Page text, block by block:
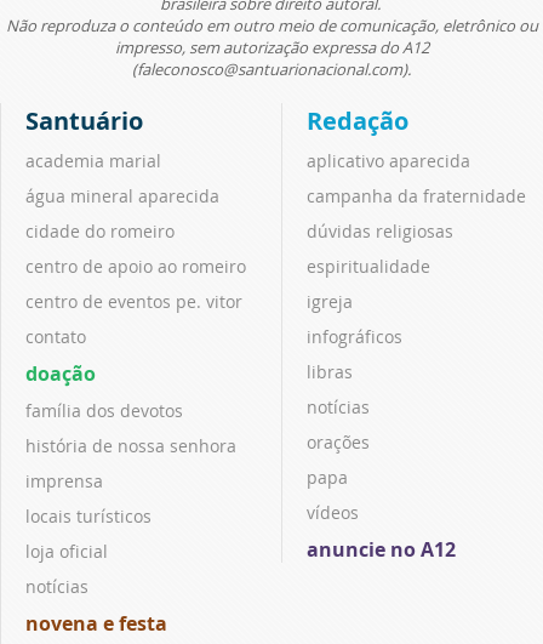
Não reproduza o conteúdo em outro meio de comunicação, eletrônico ou
impresso, sem autorização expressa do A12
(faleconosco@santuarionacional.com).
Santuário
academia marial
água mineral aparecida
cidade do romeiro
centro de apoio ao romeiro
centro de eventos pe. vitor
contato
doação
família dos devotos
história de nossa senhora
imprensa
locais turísticos
loja oficial
notícias
novena e festa
Redação
aplicativo aparecida
campanha da fraternidade
dúvidas religiosas
espiritualidade
igreja
infográficos
libras
notícias
orações
papa
vídeos
anuncie no A12